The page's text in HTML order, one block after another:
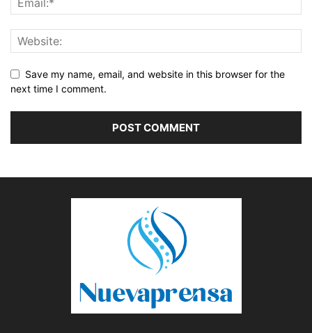
Save my name, email, and website in this browser for the
next time I comment.